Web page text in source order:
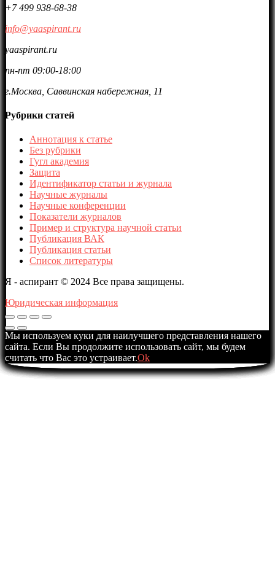
+7 499 938-68-38
info@yaaspirant.ru
yaaspirant.ru
пн-пт 09:00-18:00
г.Москва, Саввинская набережная, 11
Рубрики статей
Аннотация к статье
Без рубрики
Гугл академия
Защита
Идентификатор статьи и журнала
Научные журналы
Научные конференции
Показатели журналов
Пример и структура научной статьи
Публикация ВАК
Публикация статьи
Список литературы
Я - аспирант © 2024 Все права защищены.
Юридическая информация
Мы используем куки для наилучшего представления нашего
сайта. Если Вы продолжите использовать сайт, мы будем
считать что Вас это устраивает.Ok